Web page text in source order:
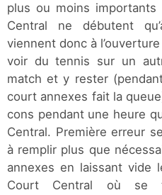
plus ou moins
Central ne débutent
viennent donc à
voir du tennis sur un
match et y rester
court annexes fait la
cons pendant une heure
Central. Première erreur
à remplir plus que
annexes en laissant vide
Court Central où se